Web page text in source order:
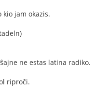
jam okazis.
ne estas latina radiko.
riproĉi.